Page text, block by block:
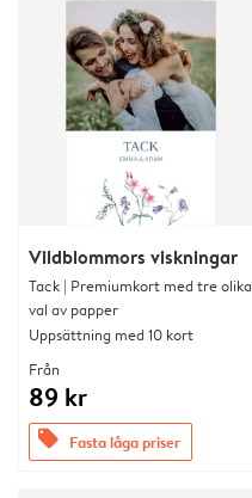
Vildblommors viskningar
Tack | Premiumkort med tre olika
val av papper
Uppsättning med 10 kort
Från
89 kr
offers Fasta låga priser